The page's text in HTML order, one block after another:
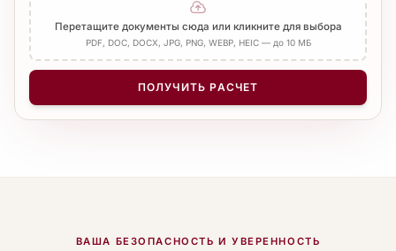
Добавить Апостиль
КОЛИЧЕСТВО СТРАНИЦ
Перетащите документы сюда или кликните для выбора
PDF, DOC, DOCX, JPG, PNG, WEBP, HEIC — до 10 МБ
ПОЛУЧИТЬ РАСЧЕТ
ВАША БЕЗОПАСНОСТЬ И УВЕРЕННОСТЬ